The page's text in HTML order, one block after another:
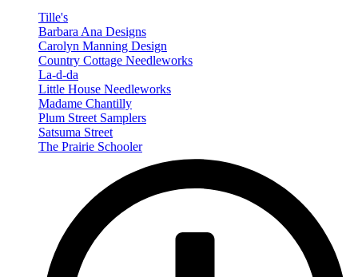
Tille's
Barbara Ana Designs
Carolyn Manning Design
Country Cottage Needleworks
La-d-da
Little House Needleworks
Madame Chantilly
Plum Street Samplers
Satsuma Street
The Prairie Schooler